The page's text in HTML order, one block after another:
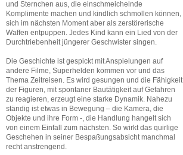
und Sternchen aus, die einschmeichelnde
Komplimente machen und kindlich schmollen können,
sich im nächsten Moment aber als zerstörerische
Waffen entpuppen. Jedes Kind kann ein Lied von der
Durchtriebenheit jüngerer Geschwister singen.
Die Geschichte ist gespickt mit Anspielungen auf
andere Filme, Superhelden kommen vor und das
Thema Zeitreisen. Es wird gesungen und die Fähigkeit
der Figuren, mit spontaner Bautätigkeit auf Gefahren
zu reagieren, erzeugt eine starke Dynamik. Nahezu
ständig ist etwas in Bewegung – die Kamera, die
Objekte und ihre Form -, die Handlung hangelt sich
von einem Einfall zum nächsten. So wirkt das quirlige
Geschehen in seiner Bespaßungsabsicht manchmal
recht anstrengend.